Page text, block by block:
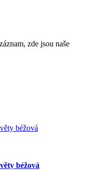
zde jsou naše
béžová